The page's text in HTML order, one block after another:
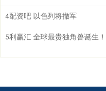
4配资吧 以色列将撤军
5